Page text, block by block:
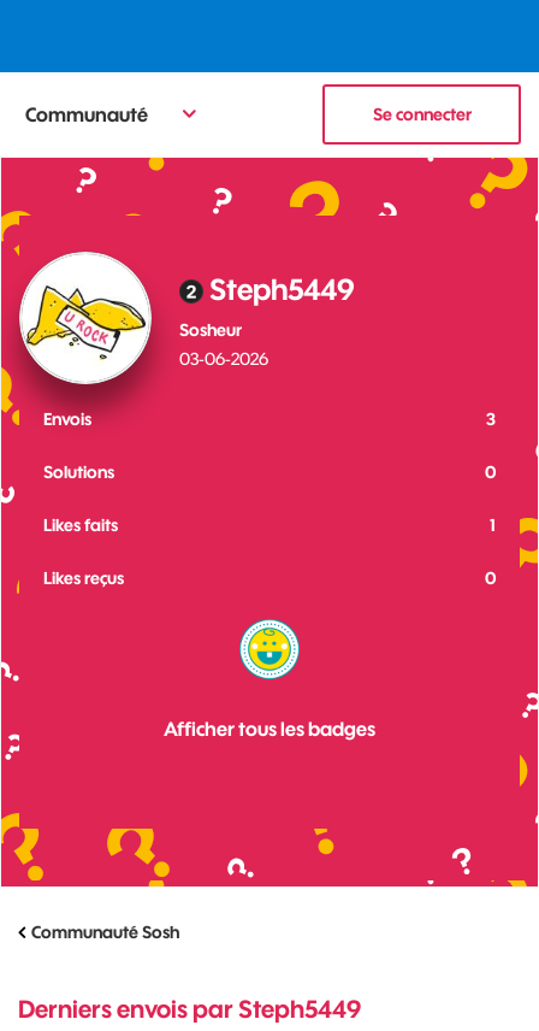
Communauté Se connecter
Steph5449
Sosheur
‎03-06-2026
3
Envois
0
Solutions
1
Likes faits
0
Likes reçus
Afficher tous les badges
Communauté Sosh
Derniers envois par Steph5449